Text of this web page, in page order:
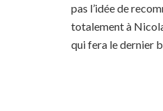
pas l’idée de
totalement à
qui fera le dernier